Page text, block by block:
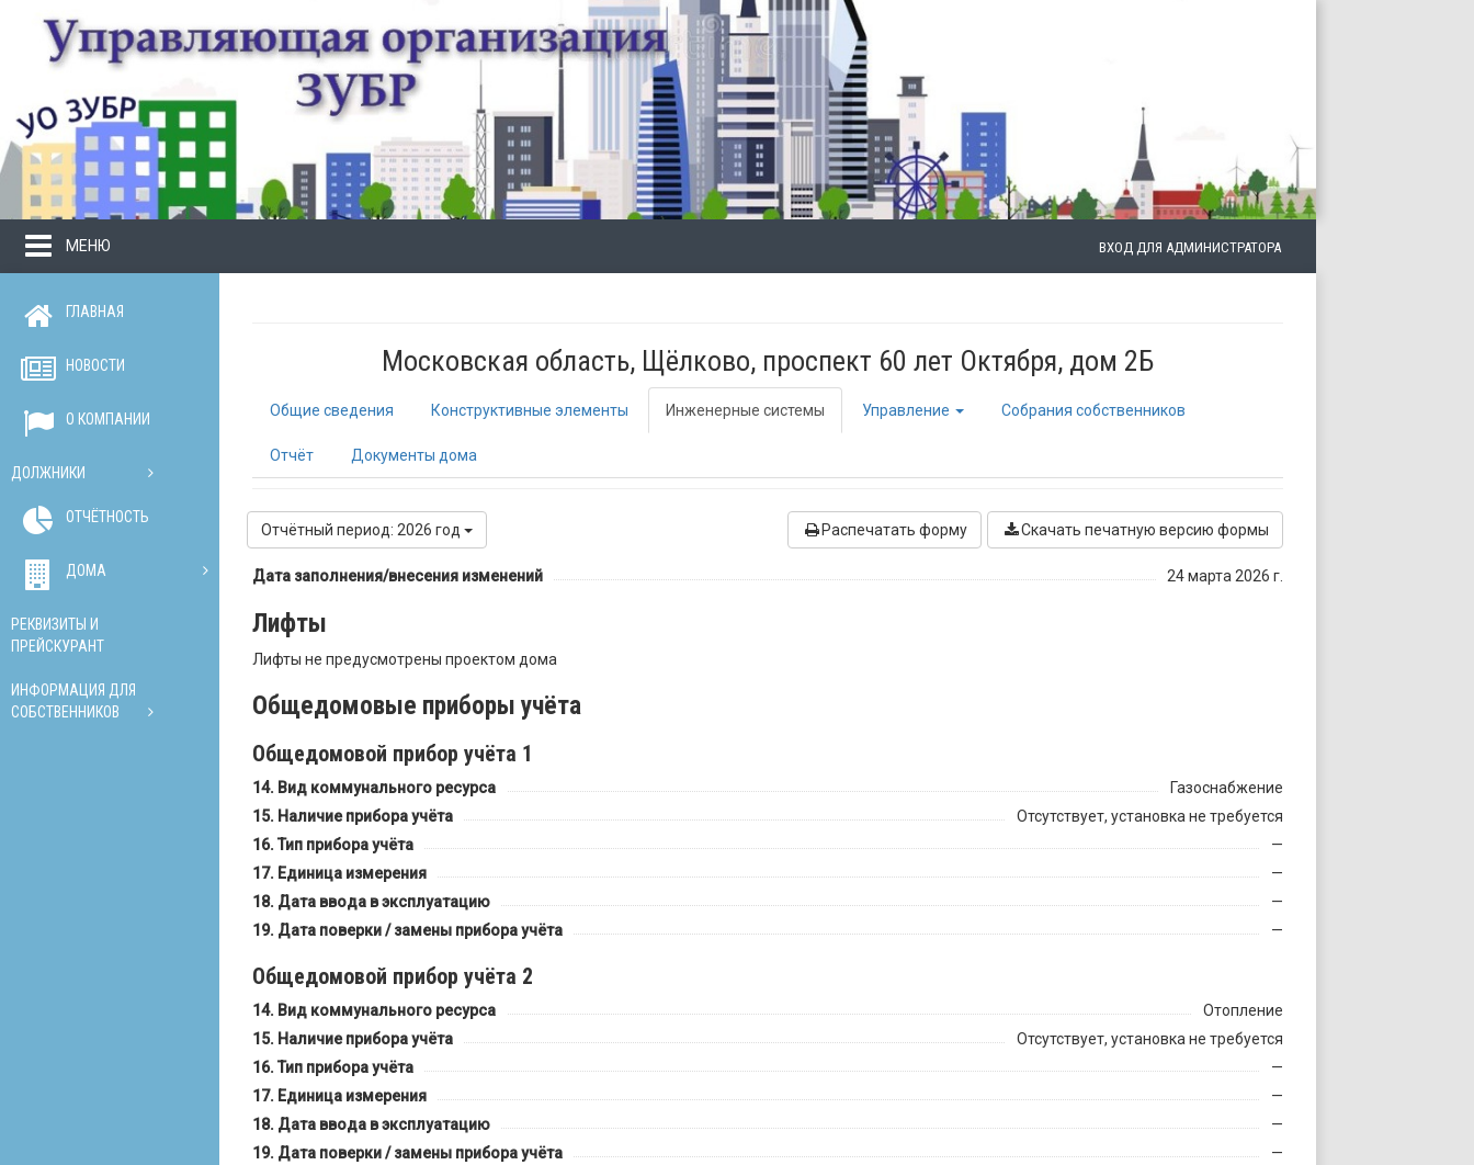
МЕНЮ ВХОД ДЛЯ АДМИНИСТРАТОРА
ГЛАВНАЯ
НОВОСТИ
О КОМПАНИИ
ДОЛЖНИКИ
ОТЧЁТНОСТЬ
ДОМА
РЕКВИЗИТЫ И
ПРЕЙСКУРАНТ
ИНФОРМАЦИЯ ДЛЯ
СОБСТВЕННИКОВ
Московская область, Щёлково, проспект 60 лет Октября, дом 2Б
Общие сведения Конструктивные элементы Инженерные системы Управление Собрания собственников
Отчёт Документы дома
Отчётный период: 2026 год Распечатать форму Скачать печатную версию формы
Дата заполнения/внесения изменений 24 марта 2026 г.
Лифты
Лифты не предусмотрены проектом дома
Общедомовые приборы учёта
Общедомовой прибор учёта 1
Вид коммунального ресурса
Газоснабжение
Наличие прибора учёта
Отсутствует, установка не требуется
Тип прибора учёта
—
Единица измерения
—
Дата ввода в эксплуатацию
—
Дата поверки / замены прибора учёта
—
Общедомовой прибор учёта 2
Вид коммунального ресурса
Отопление
Наличие прибора учёта
Отсутствует, установка не требуется
Тип прибора учёта
—
Единица измерения
—
Дата ввода в эксплуатацию
—
Дата поверки / замены прибора учёта
—